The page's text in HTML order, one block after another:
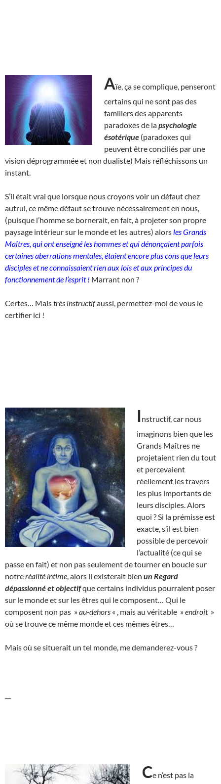
Aïe, ça se complique, penseront
certains qui ne sont pas des
familiers des apparents
paradoxes de lapsychologie
ésotérique (paradoxes qui
peuvent être conciliés par une
vision déprogrammée et non dualiste) Mais réfléchissons un
instant.
S’il était vrai que lorsque nous croyons voir un défaut chez
autrui, ce même défaut se trouve nécessairement en nous,
(puisque l’homme se bornerait, en fait, à projeter son propre
paysage intérieur sur le monde et les autres) alors les Grands
Maîtres, qui ont enseigné les hommes et qui dénonçaient parfois
certaines aberrations mentales, étaient encore plus cons que leurs
disciples et ne connaissaient rien aux lois et aux principes du
fonctionnement de l’esprit ! Marrant non ?
Certes… Maistrès instructifaussi, permettez-moi de vous le
certifier ici !
Instructif, car nous
imaginons bien que les
Grands Maîtres ne
projetaient rien du tout
et percevaient
réellement les travers
les plus importants de
leurs disciples. Alors
quoi ? Si la prémisse est
exacte, s’il est bien
possible de percevoir
l’actualité (ce qui se
passe en fait) et non pas seulement de tourner en boucle sur
notreréalité intime , alors il existerait bien un Regard
dépassionné et objectifque certains individus pourraient poser
sur le monde et sur les êtres qui le composent… Qui le
composent non pas »au-dehors « , mais au véritable »endroit »
où se trouve ce même monde et ces mêmes êtres…
Mais où se situerait un tel monde, me demanderez-vous ?
Ce n’est pas la